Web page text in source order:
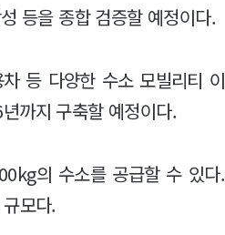
등을 종합 검증할 예정이다.
등 다양한 수소 모빌리티 이
까지 구축할 예정이다.
의 수소를 공급할 수 있다.
모다.